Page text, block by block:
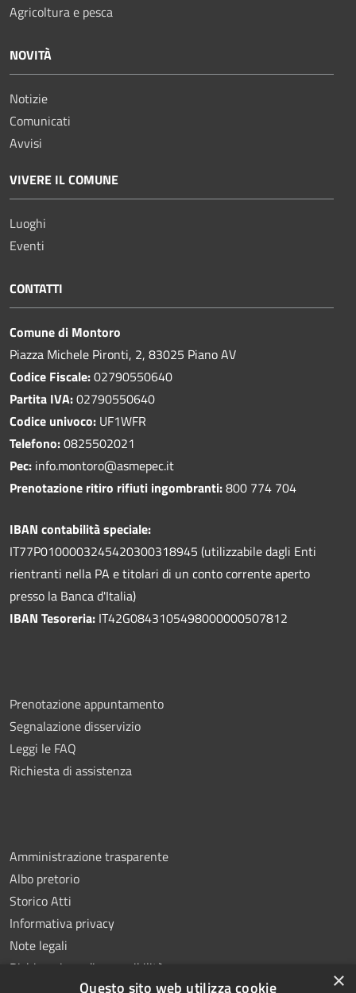
Agricoltura e pesca
NOVITÀ
Notizie
Comunicati
Avvisi
VIVERE IL COMUNE
Luoghi
Eventi
CONTATTI
Comune di Montoro
Piazza Michele Pironti, 2, 83025 Piano AV
Codice Fiscale:02790550640
Partita IVA:02790550640
Codice univoco: UF1WFR
Telefono:0825502021
Pec: info.montoro@asmepec.it
Prenotazione ritiro rifiuti ingombranti:800 774 704
IBAN contabilità speciale:
IT77P0100003245420300318945 (utilizzabile dagli Enti
rientranti nella PA e titolari di un conto corrente aperto
presso la Banca d'Italia)
IBAN Tesoreria: IT42G0843105498000000507812
Prenotazione appuntamento
Segnalazione disservizio
Leggi le FAQ
Richiesta di assistenza
Amministrazione trasparente
Albo pretorio
Storico Atti
Informativa privacy
Note legali
Dichiarazione di accessibilità
×
Questo sito web utilizza cookie